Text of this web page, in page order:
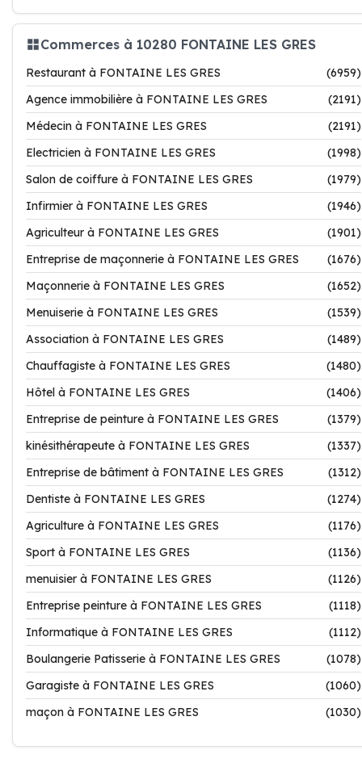
Commerces à 10280 FONTAINE LES GRES
Restaurant à FONTAINE LES GRES
(6959)
Agence immobilière à FONTAINE LES GRES
(2191)
Médecin à FONTAINE LES GRES
(2191)
Electricien à FONTAINE LES GRES
(1998)
Salon de coiffure à FONTAINE LES GRES
(1979)
Infirmier à FONTAINE LES GRES
(1946)
Agriculteur à FONTAINE LES GRES
(1901)
Entreprise de maçonnerie à FONTAINE LES GRES
(1676)
Maçonnerie à FONTAINE LES GRES
(1652)
Menuiserie à FONTAINE LES GRES
(1539)
Association à FONTAINE LES GRES
(1489)
Chauffagiste à FONTAINE LES GRES
(1480)
Hôtel à FONTAINE LES GRES
(1406)
Entreprise de peinture à FONTAINE LES GRES
(1379)
kinésithérapeute à FONTAINE LES GRES
(1337)
Entreprise de bâtiment à FONTAINE LES GRES
(1312)
Dentiste à FONTAINE LES GRES
(1274)
Agriculture à FONTAINE LES GRES
(1176)
Sport à FONTAINE LES GRES
(1136)
menuisier à FONTAINE LES GRES
(1126)
Entreprise peinture à FONTAINE LES GRES
(1118)
Informatique à FONTAINE LES GRES
(1112)
Boulangerie Patisserie à FONTAINE LES GRES
(1078)
Garagiste à FONTAINE LES GRES
(1060)
maçon à FONTAINE LES GRES
(1030)